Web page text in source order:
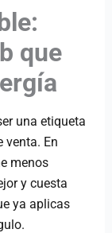
que
una etiqueta
venta. En
menos
y cuesta
ya aplicas